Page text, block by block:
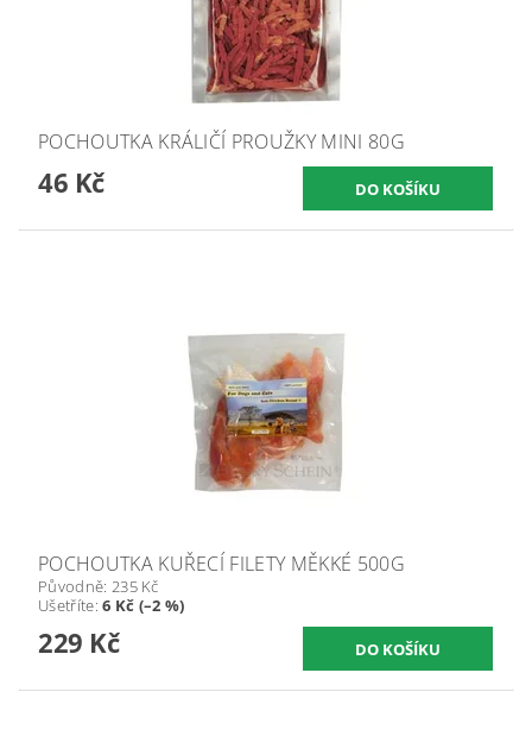
POCHOUTKA KRÁLIČÍ PROUŽKY MINI 80G
46 Kč
POCHOUTKA KUŘECÍ FILETY MĚKKÉ 500G
Původně: 235 Kč
Ušetříte:6 Kč (–2 %)
229 Kč